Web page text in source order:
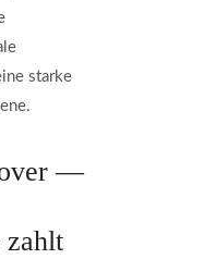
starke
—
zahlt